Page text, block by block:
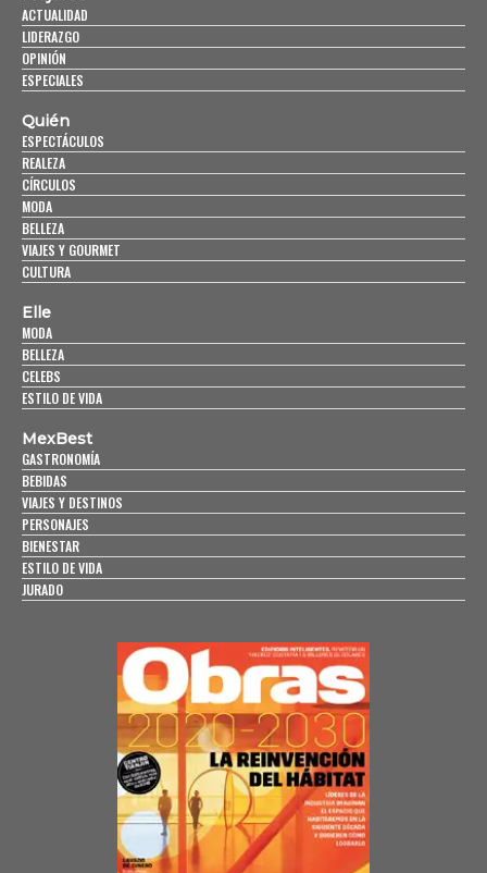
ACTUALIDAD
LIDERAZGO
OPINIÓN
ESPECIALES
Quién
ESPECTÁCULOS
REALEZA
CÍRCULOS
MODA
BELLEZA
VIAJES Y GOURMET
CULTURA
Elle
MODA
BELLEZA
CELEBS
ESTILO DE VIDA
MexBest
GASTRONOMÍA
BEBIDAS
VIAJES Y DESTINOS
PERSONAJES
BIENESTAR
ESTILO DE VIDA
JURADO